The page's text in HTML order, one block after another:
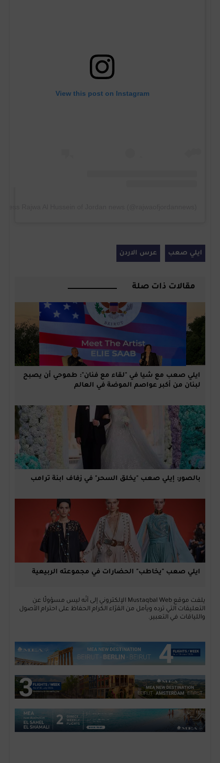
View this post on Instagram
ايلي صعب عرس الاردن
مقالات ذات صلة
ايلي صعب مع شيا في "لقاء مع فنان": طموحي أن يصبح
لبنان من أكبر عواصم الموضة في العالم
بالصور: إيلي صعب "يخلق السحر" في زفاف ابنة ترامب
ايلي صعب "يخاطب" الحضارات في مجموعته الربيعية
يلفت موقع Mustaqbal Web الإلكتروني إلى أنّه ليس مسؤولًا عن
التعليقات التي ترده ويأمل من القرّاء الكرام الحفاظ على احترام الأصول
واللياقات في التعبير.